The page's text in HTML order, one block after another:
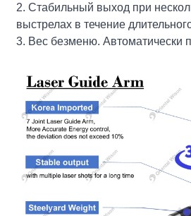
2. Стабильный выход при
выстрелах в течение
3. Вес безменю. Автоматически